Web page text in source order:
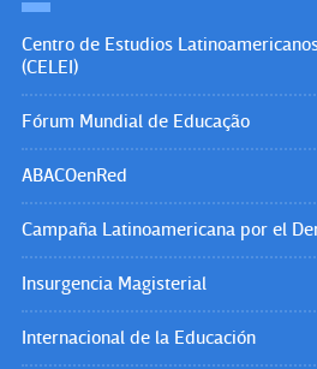
Centro de Estudios
(CELEI)
Fórum Mundial de Educação
ABACOenRed
Campaña Latinoamericana por el
Insurgencia Magisterial
Internacional de la Educación